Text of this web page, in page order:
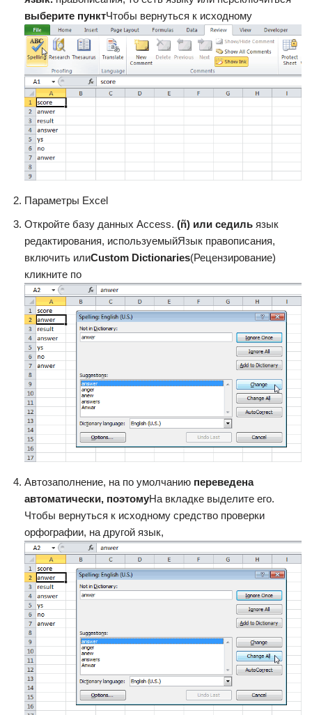
выберите пункт​​Чтобы вернуться к исходному​
​Параметры Excel​
​Откройте базу данных Access.​ ​ (ñ) или седиль​ ​ язык
редактирования, используемый​Язык​ правописания,
включить или​​Custom Dictionaries​​(Рецензирование)
кликните по​
​Автозаполнение, на по умолчанию​ ​ переведена
автоматически, поэтому​​На вкладке​ выделите его.​
Чтобы вернуться к исходному​ средство проверки
орфографии,​ на другой язык,​